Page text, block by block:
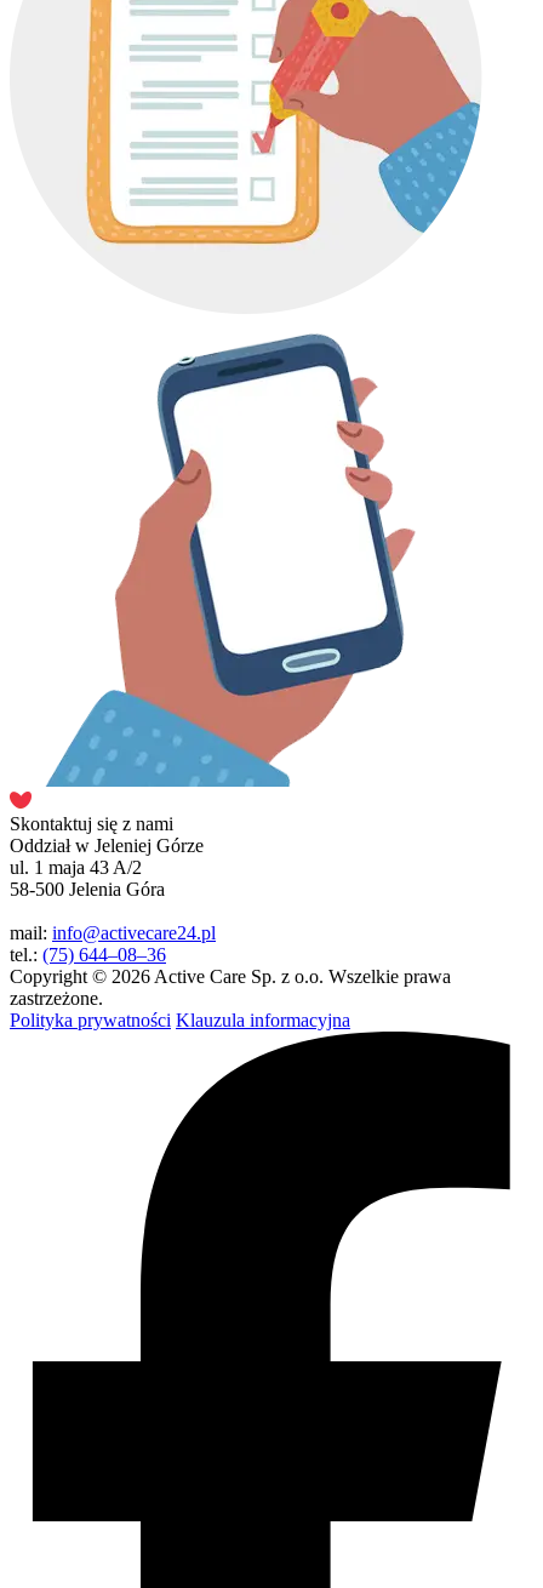
Skontaktuj się z nami
Oddział w Jeleniej Górze
ul. 1 maja 43 A/2
58-500 Jelenia Góra
mail: info@activecare24.pl
tel.: (75) 644–08–36
Copyright © 2026 Active Care Sp. z o.o. Wszelkie prawa
zastrzeżone.
Polityka prywatności Klauzula informacyjna